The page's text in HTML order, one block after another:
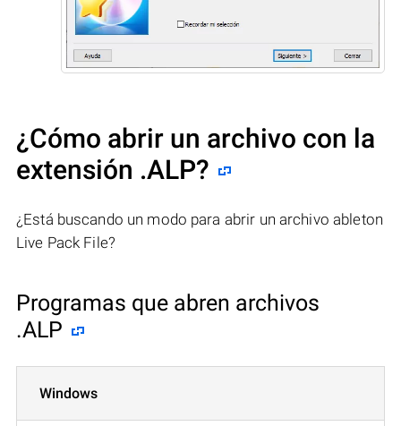
¿Cómo abrir un archivo con la
extensión .ALP?
¿Está buscando un modo para abrir un archivo ableton
Live Pack File?
Programas que abren archivos
.ALP
Windows